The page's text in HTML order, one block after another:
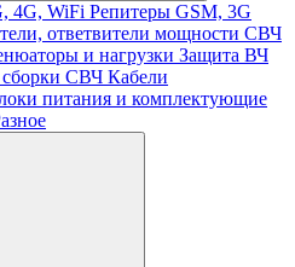
4G, WiFi Репитеры GSM, 3G
ответвители мощности СВЧ
и нагрузки Защита ВЧ
СВЧ Кабели
питания и комплектующие